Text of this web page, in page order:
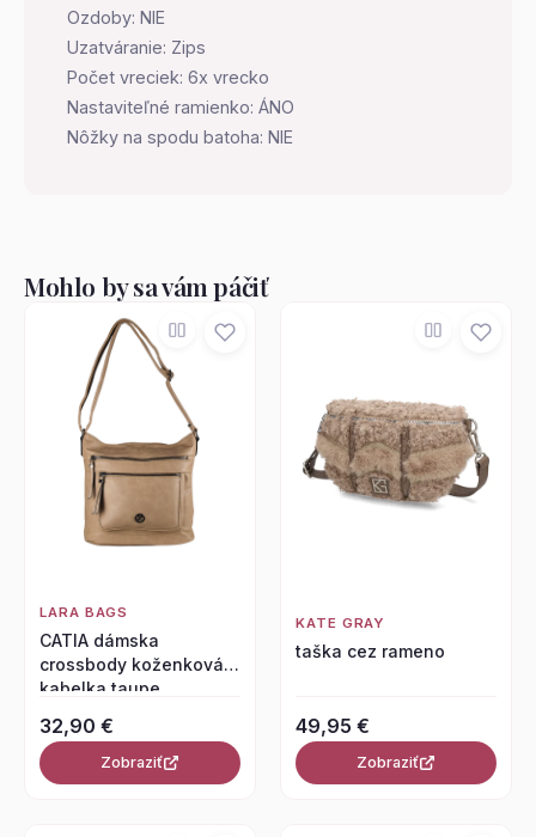
Ozdoby: NIE
Uzatváranie: Zips
Počet vreciek: 6x vrecko
Nastaviteľné ramienko: ÁNO
Nôžky na spodu batoha: NIE
Mohlo by sa vám páčiť
LARA BAGS
CATIA dámska
crossbody koženková
kabelka taupe
32,90 €
Zobraziť
KATE GRAY
taška cez rameno
49,95 €
Zobraziť